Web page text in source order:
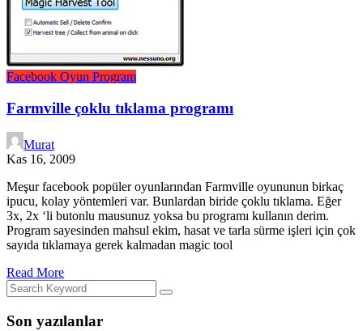
Facebook Oyun Program
Farmville çoklu tıklama programı
Murat
Kas 16, 2009
Meşur facebook popüler oyunlarından Farmville oyununun birkaç
ipucu, kolay yöntemleri var. Bunlardan biride çoklu tıklama. Eğer
3x, 2x ‘li butonlu mausunuz yoksa bu programı kullanın derim.
Program sayesinden mahsul ekim, hasat ve tarla sürme işleri için çok
sayıda tıklamaya gerek kalmadan magic tool
Read More
Son yazılanlar